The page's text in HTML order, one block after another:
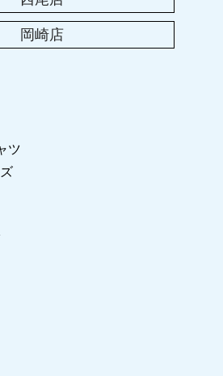
のお休み
ューアルオープン!!
ィークの臨時休業について
岡崎店
ツ